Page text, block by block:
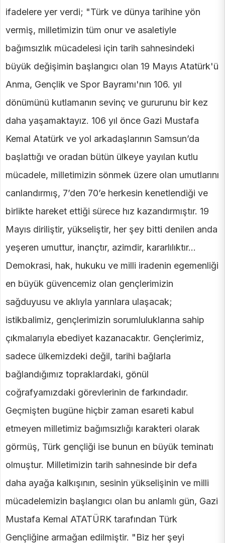
ifadelere yer verdi; "Türk ve dünya tarihine yön
vermiş, milletimizin tüm onur ve asaletiyle
bağımsızlık mücadelesi için tarih sahnesindeki
büyük değişimin başlangıcı olan 19 Mayıs Atatürk'ü
Anma, Gençlik ve Spor Bayramı'nın 106. yıl
dönümünü kutlamanın sevinç ve gururunu bir kez
daha yaşamaktayız. 106 yıl önce Gazi Mustafa
Kemal Atatürk ve yol arkadaşlarının Samsun’da
başlattığı ve oradan bütün ülkeye yayılan kutlu
mücadele, milletimizin sönmek üzere olan umutlarını
canlandırmış, 7’den 70’e herkesin kenetlendiği ve
birlikte hareket ettiği sürece hız kazandırmıştır. 19
Mayıs diriliştir, yükseliştir, her şey bitti denilen anda
yeşeren umuttur, inançtır, azimdir, kararlılıktır…
Demokrasi, hak, hukuku ve milli iradenin egemenliği
en büyük güvencemiz olan gençlerimizin
sağduyusu ve aklıyla yarınlara ulaşacak;
istikbalimiz, gençlerimizin sorumluluklarına sahip
çıkmalarıyla ebediyet kazanacaktır. Gençlerimiz,
sadece ülkemizdeki değil, tarihi bağlarla
bağlandığımız topraklardaki, gönül
coğrafyamızdaki görevlerinin de farkındadır.
Geçmişten bugüne hiçbir zaman esareti kabul
etmeyen milletimiz bağımsızlığı karakteri olarak
görmüş, Türk gençliği ise bunun en büyük teminatı
olmuştur. Milletimizin tarih sahnesinde bir defa
daha ayağa kalkışının, sesinin yükselişinin ve milli
mücadelemizin başlangıcı olan bu anlamlı gün, Gazi
Mustafa Kemal ATATÜRK tarafından Türk
Gençliğine armağan edilmiştir. "Biz her şeyi